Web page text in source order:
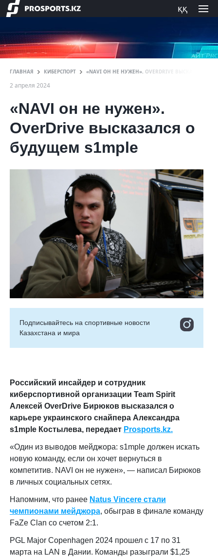
ққ
ГЛАВНАЯ КИБЕРСПОРТ «NAVI ОН НЕ НУЖЕН». OVERDRIVE ВЫСКАЗАЛСЯ О
2 апреля 2024
«NAVI он не нужен».
OverDrive высказался о
будущем s1mple
Подписывайтесь на cпортивные новости
Казахстана и мира
Российский инсайдер и сотрудник
киберспортивной организации Team Spirit
Алексей OverDrive Бирюков высказался о
карьере украинского снайпера Александра
s1mple Костылева, передает Prosports.kz.
«Один из выводов мейджора: s1mple должен искать
новую команду, если он хочет вернуться в
компетитив. NAVI он не нужен», — написал Бирюков
в личных социальных сетях.
Напомним, что ранее Natus Vincere стали
чемпионами мейджора, обыграв в финале команду
FaZe Clan со счетом 2:1.
PGL Major Copenhagen 2024 прошел с 17 по 31
марта на LAN в Дании. Команды разыграли $1,25